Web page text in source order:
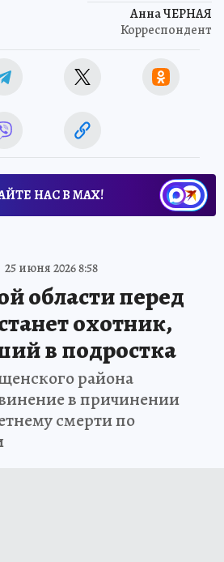
Анна ЧЕРНАЯ
Корреспондент
НАС В МАХ!
25 июня 2026 8:58
области перед
охотник,
в подростка
района
в причинении
смерти по